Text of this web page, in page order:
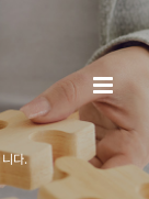
다.